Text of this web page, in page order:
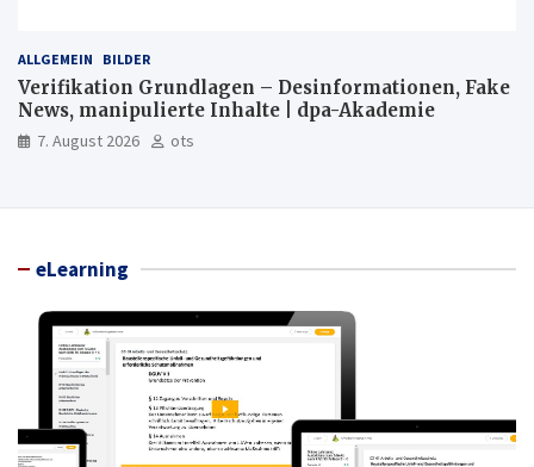
ALLGEMEIN BILDER
Verifikation Grundlagen – Desinformationen, Fake
News, manipulierte Inhalte | dpa-Akademie
7. August 2026 ots
eLearning